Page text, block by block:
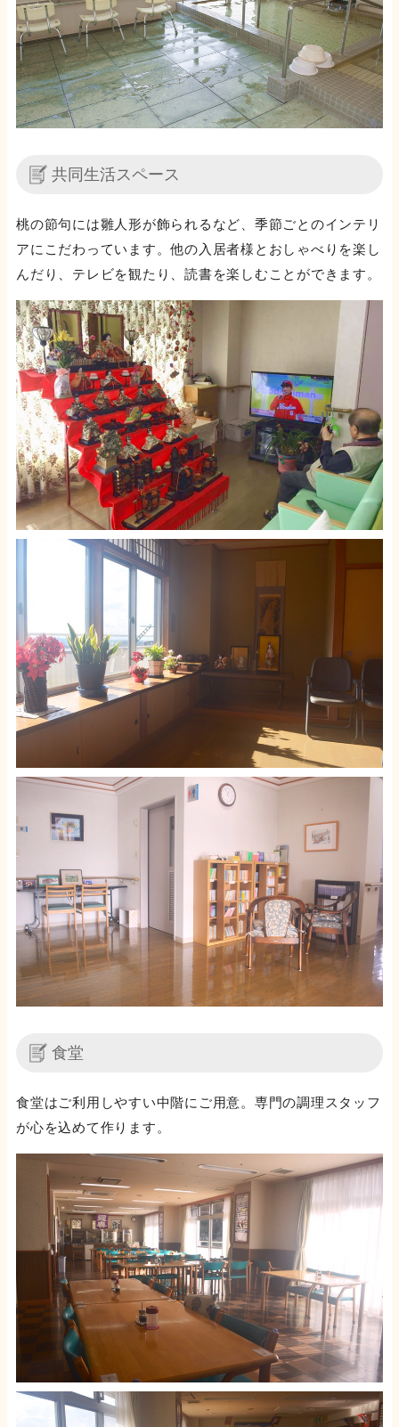
共同生活スペース
桃の節句には雛人形が飾られるなど、季節ごとのインテリ
アにこだわっています。他の入居者様とおしゃべりを楽し
んだり、テレビを観たり、読書を楽しむことができます。
食堂
食堂はご利用しやすい中階にご用意。専門の調理スタッフ
が心を込めて作ります。